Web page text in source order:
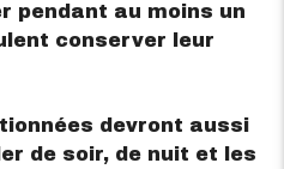
pendant au moins un
conserver leur
devront aussi
de soir, de nuit et les